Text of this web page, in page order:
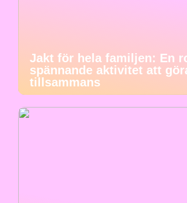
Jakt för hela familjen: En
spännande aktivitet att
tillsammans